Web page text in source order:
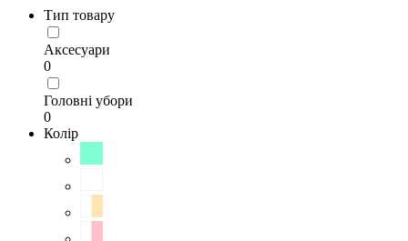
Тип товару
Аксесуари
0
Головні убори
0
Колір